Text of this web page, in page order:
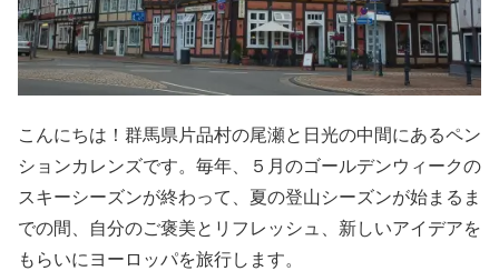
こんにちは！群馬県片品村の尾瀬と日光の中間にあるペン
ションカレンズです。毎年、５月のゴールデンウィークの
スキーシーズンが終わって、夏の登山シーズンが始まるま
での間、自分のご褒美とリフレッシュ、新しいアイデアを
もらいにヨーロッパを旅行します。